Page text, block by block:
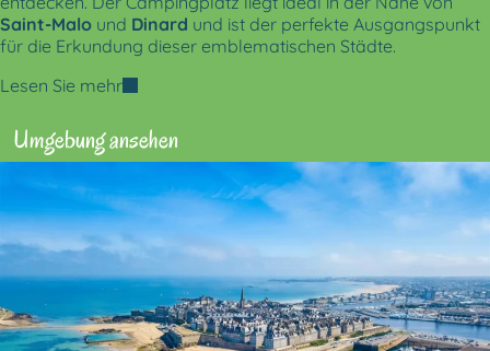
Saint-Malo und Dinard und ist der perfekte Ausgangspunkt
für die Erkundung dieser emblematischen Städte.
Lesen Sie mehr
Umgebung ansehen